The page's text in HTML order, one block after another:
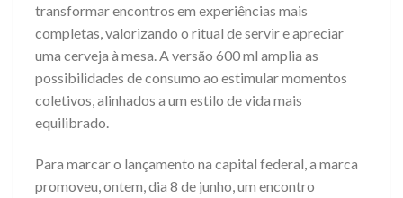
transformar encontros em experiências mais
completas, valorizando o ritual de servir e apreciar
uma cerveja à mesa. A versão 600 ml amplia as
possibilidades de consumo ao estimular momentos
coletivos, alinhados a um estilo de vida mais
equilibrado.
Para marcar o lançamento na capital federal, a marca
promoveu, ontem, dia 8 de junho, um encontro